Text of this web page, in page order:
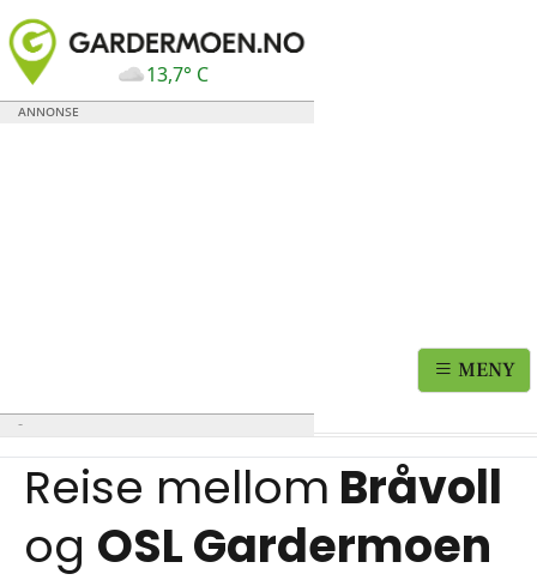
13,7° C
MENY
Reise mellom Bråvoll
og OSL Gardermoen